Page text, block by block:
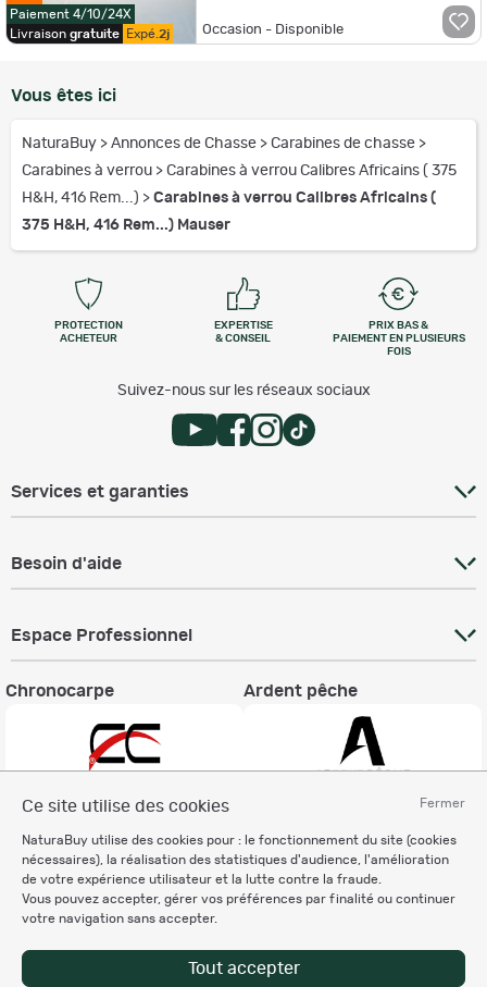
Fermer
Ce site utilise des cookies
NaturaBuy utilise des cookies pour : le fonctionnement du site (cookies
nécessaires), la réalisation des statistiques d'audience, l'amélioration
de votre expérience utilisateur et la lutte contre la fraude.
Vous pouvez accepter, gérer vos préférences par finalité ou continuer
votre navigation sans accepter.
Tout accepter
Paiement 4/10/24X
Livraison gratuite Expé. 2j Occasion - Disponible
Vous êtes ici
NaturaBuy > Annonces de Chasse > Carabines de chasse >
Carabines à verrou > Carabines à verrou Calibres Africains ( 375
H&H, 416 Rem...) > Carabines à verrou Calibres Africains (
375 H&H, 416 Rem...) Mauser
PROTECTION
ACHETEUR
EXPERTISE
& CONSEIL
PRIX BAS &
PAIEMENT EN PLUSIEURS
FOIS
Suivez-nous sur les réseaux sociaux
Services et garanties
Besoin d'aide
Espace Professionnel
Chronocarpe Ardent pêche
Informations légales
Charte éthique
Mentions légales
Règlement & Conditions d'utilisation
des données personnelles
Personnalisation des cookies